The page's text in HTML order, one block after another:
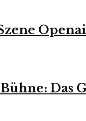
Das